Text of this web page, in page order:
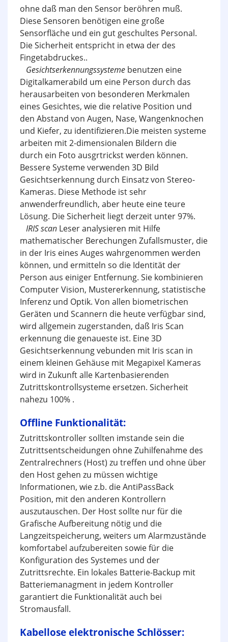
ohne daß man den Sensor beröhren muß.
Diese Sensoren benötigen eine große
Sensorfläche und ein gut geschultes Personal.
Die Sicherheit entspricht in etwa der des
Fingetabdruckes..
Gesichtserkennungssysteme benutzen eine
Digitalkamerabild um eine Person durch das
herausarbeiten von besonderen Merkmalen
eines Gesichtes, wie die relative Position und
den Abstand von Augen, Nase, Wangenknochen
und Kiefer, zu identifizieren.Die meisten systeme
arbeiten mit 2-dimensionalen Bildern die
durch ein Foto ausgrtrickst werden können.
Bessere Systeme verwenden 3D Bild
Gesichtserkennung durch Einsatz von Stereo-
Kameras. Diese Methode ist sehr
anwenderfreundlich, aber heute eine teure
Lösung. Die Sicherheit liegt derzeit unter 97%.
IRIS scan Leser analysieren mit Hilfe
mathematischer Berechungen Zufallsmuster, die
in der Iris eines Auges wahrgenommen werden
können, und ermitteln so die Identität der
Person aus einiger Entfernung. Sie kombinieren
Computer Vision, Mustererkennung, statistische
Inferenz und Optik. Von allen biometrischen
Geräten und Scannern die heute verfügbar sind,
wird allgemein zugerstanden, daß Iris Scan
erkennung die genaueste ist. Eine 3D
Gesichtserkennung vebunden mit Iris scan in
einem kleinen Gehäuse mit Megapixel Kameras
wird in Zukunft alle Kartenbasierenden
Zutrittskontrollsysteme ersetzen. Sicherheit
nahezu 100% .
Offline Funktionalität:
Zutrittskontroller sollten imstande sein die
Zutrittsentscheidungen ohne Zuhilfenahme des
Zentralrechners (Host) zu treffen und ohne über
den Host gehen zu müssen wichtige
Informationen, wie z.b. die AntiPassBack
Position, mit den anderen Kontrollern
auszutauschen. Der Host sollte nur für die
Grafische Aufbereitung nötig und die
Langzeitspeicherung, weiters um Alarmzustände
komfortabel aufzubereiten sowie für die
Konfiguration des Systemes und der
Zutrittsrechte. Ein lokales Batterie-Backup mit
Batteriemanagment in jedem Kontroller
garantiert die Funktionalität auch bei
Stromausfall.
Kabellose elektronische Schlösser: